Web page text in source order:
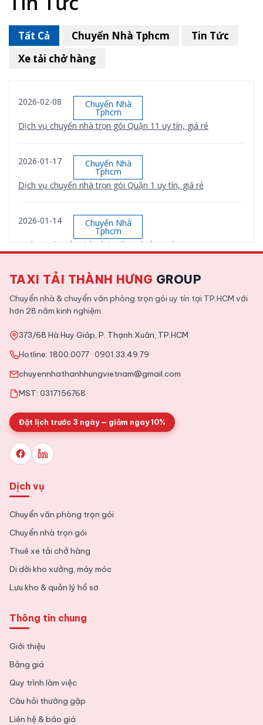
Tất Cả
2026-02-08 Chuyển Nhà
Tphcm
Dịch vụ chuyển nhà trọn gói Quận 11 uy tín, giá rẻ
2026-01-17 Chuyển Nhà
Tphcm
Dịch vụ chuyển nhà trọn gói Quận 1 uy tín, giá rẻ
2026-01-14 Chuyển Nhà
Tphcm
Dịch vụ chuyển nhà Bình Tân giá rẻ, uy tín
2026-01-12 Chuyển Nhà
Dịch vụ chuyển nhà trọn gói Quận 9 uy tín, giá rẻ
2025-11-09
Tin Tức
Tổng hợp kinh nghiệm chuyển văn phòng chi tiết từ A tới Z
Chuyển Nhà Tphcm
Tin Tức
Xe tải chở hàng
TAXI TẢI THÀNH HƯNG GROUP
Chuyển nhà & chuyển văn phòng trọn gói uy tín tại TP.HCM với
hơn 28 năm kinh nghiệm.
373/68 Hà Huy Giáp, P. Thạnh Xuân, TP.HCM
Hotline: 1800.0077 · 0901.33.49.79
chuyennhathanhhungvietnam@gmail.com
MST: 0317156768
Đặt lịch trước 3 ngày — giảm ngay 10%
Dịch vụ
Chuyển văn phòng trọn gói
Chuyển nhà trọn gói
Thuê xe tải chở hàng
Di dời kho xưởng, máy móc
Lưu kho & quản lý hồ sơ
Thông tin chung
Giới thiệu
Bảng giá
Quy trình làm việc
Câu hỏi thường gặp
Liên hệ & báo giá